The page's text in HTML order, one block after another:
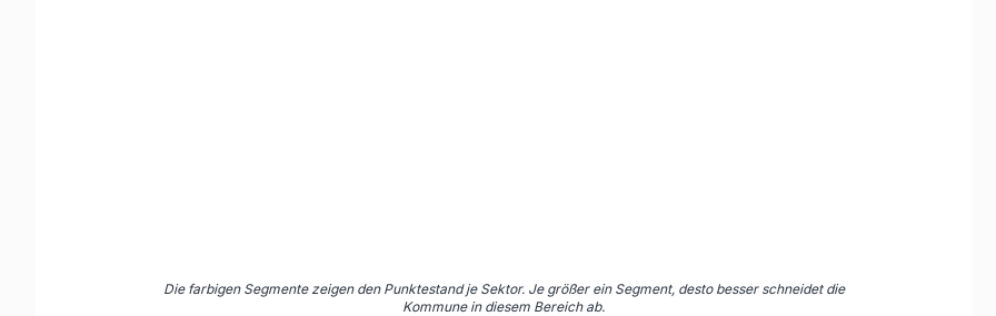
Die farbigen Segmente zeigen den Punktestand je Sektor. Je größer ein Segment, desto besser schneidet die
Kommune in diesem Bereich ab.